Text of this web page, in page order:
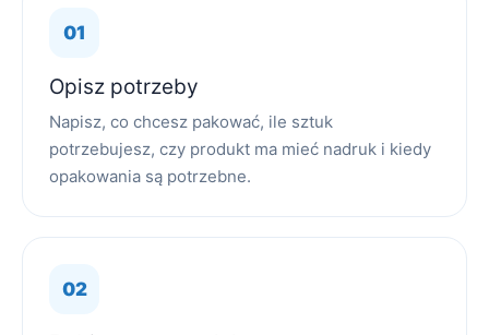
Opisz potrzeby
Napisz, co chcesz pakować, ile sztuk
potrzebujesz, czy produkt ma mieć nadruk i kiedy
opakowania są potrzebne.